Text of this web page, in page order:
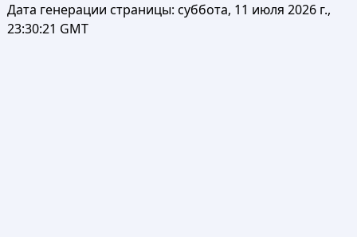
Дата генерации страницы: суббота, 11 июля 2026 г.,
23:30:21 GMT